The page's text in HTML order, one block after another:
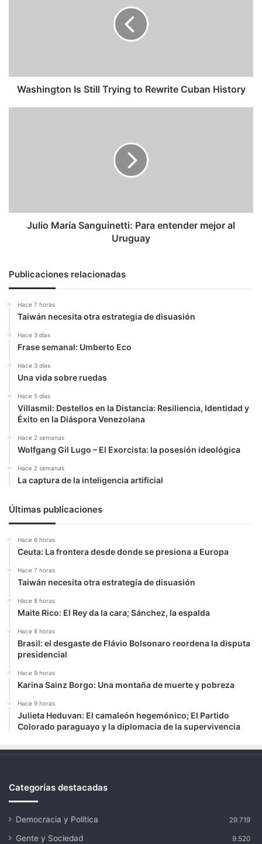
Washington Is Still Trying to Rewrite Cuban History
Julio María Sanguinetti: Para entender mejor al
Uruguay
Publicaciones relacionadas
Hace 7 horas
Taiwán necesita otra estrategia de disuasión
Hace 3 días
Frase semanal: Umberto Eco
Hace 3 días
Una vida sobre ruedas
Hace 5 días
Villasmil: Destellos en la Distancia: Resiliencia, Identidad y
Éxito en la Diáspora Venezolana
Hace 2 semanas
Wolfgang Gil Lugo – El Exorcista: la posesión ideológica
Hace 2 semanas
La captura de la inteligencia artificial
Últimas publicaciones
Hace 6 horas
Ceuta: La frontera desde donde se presiona a Europa
Hace 7 horas
Taiwán necesita otra estrategia de disuasión
Hace 8 horas
Maite Rico: El Rey da la cara; Sánchez, la espalda
Hace 8 horas
Brasil: el desgaste de Flávio Bolsonaro reordena la disputa
presidencial
Hace 9 horas
Karina Sainz Borgo: Una montaña de muerte y pobreza
Hace 9 horas
Julieta Heduvan: El camaleón hegemónico; El Partido
Colorado paraguayo y la diplomacia de la supervivencia
Categorías destacadas
Democracia y Política 29.719
Gente y Sociedad 9.520